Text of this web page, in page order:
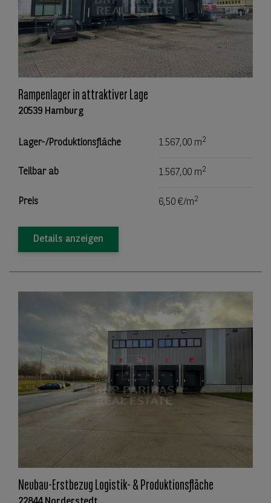
Rampenlager in attraktiver Lage
20539 Hamburg
Lager-/Produktionsfläche 1.567,00 m2
Teilbar ab 1.567,00 m2
Preis 6,50 €/m2
Details anzeigen
Neubau-Erstbezug Logistik- & Produktionsfläche